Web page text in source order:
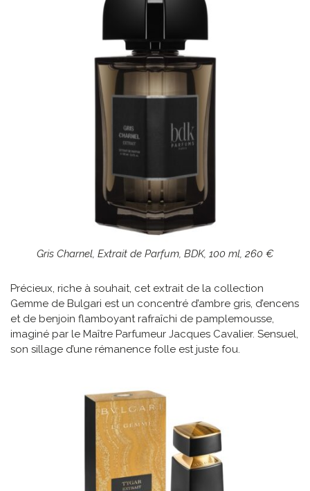
Gris Charnel, Extrait de Parfum, BDK, 100 ml, 260 €
Précieux, riche à souhait, cet extrait de la collection
Gemme de Bulgari est un concentré d’ambre gris, d’encens
et de benjoin flamboyant rafraîchi de pamplemousse,
imaginé par le Maître Parfumeur Jacques Cavalier. Sensuel,
son sillage d’une rémanence folle est juste fou.